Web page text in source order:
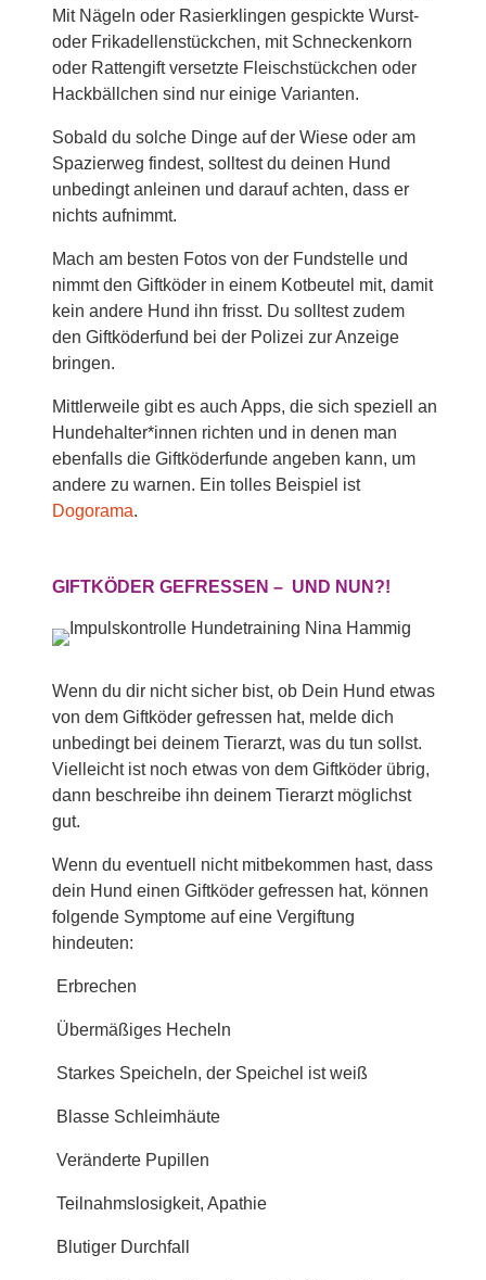
Mit Nägeln oder Rasierklingen gespickte Wurst-
oder Frikadellenstückchen, mit Schneckenkorn
oder Rattengift versetzte Fleischstückchen oder
Hackbällchen sind nur einige Varianten.
Sobald du solche Dinge auf der Wiese oder am
Spazierweg findest, solltest du deinen Hund
unbedingt anleinen und darauf achten, dass er
nichts aufnimmt.
Mach am besten Fotos von der Fundstelle und
nimmt den Giftköder in einem Kotbeutel mit, damit
kein andere Hund ihn frisst. Du solltest zudem
den Giftköderfund bei der Polizei zur Anzeige
bringen.
Mittlerweile gibt es auch Apps, die sich speziell an
Hundehalter*innen richten und in denen man
ebenfalls die Giftköderfunde angeben kann, um
andere zu warnen. Ein tolles Beispiel ist
Dogorama.
GIFTKÖDER GEFRESSEN – UND NUN?!
Wenn du dir nicht sicher bist, ob Dein Hund etwas
von dem Giftköder gefressen hat, melde dich
unbedingt bei deinem Tierarzt, was du tun sollst.
Vielleicht ist noch etwas von dem Giftköder übrig,
dann beschreibe ihn deinem Tierarzt möglichst
gut.
Wenn du eventuell nicht mitbekommen hast, dass
dein Hund einen Giftköder gefressen hat, können
folgende Symptome auf eine Vergiftung
hindeuten:
Erbrechen
Übermäßiges Hecheln
Starkes Speicheln, der Speichel ist weiß
Blasse Schleimhäute
Veränderte Pupillen
Teilnahmslosigkeit, Apathie
Blutiger Durchfall